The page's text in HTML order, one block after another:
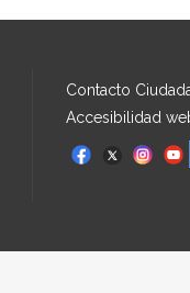
Contacto
Accesibilidad